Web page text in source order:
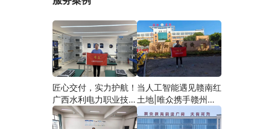
匠心交付，实力护航！
广西水利电力职业技术
学院智慧建筑综合布线
实训项目圆满落地
当人工智能遇见赣南红
土地|唯众携手赣州农
校，开辟涉农职教
“AI+农业”新路径